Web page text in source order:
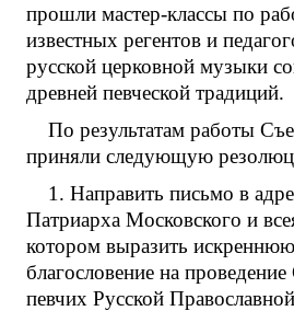
прошли мастер-классы по
известных регентов и
русской церковной музыки
древней певческой традиций.
По результатам работы
приняли следующую
1. Направить письмо в
Патриарха Московского и
котором выразить искреннюю
благословение на
певчих Русской